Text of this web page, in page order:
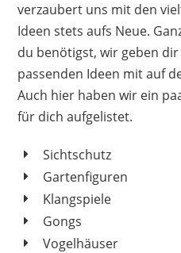
verzaubert uns mit den
Ideen stets aufs Neue.
du benötigst, wir geben
passenden Ideen mit auf
Auch hier haben wir ein
für dich aufgelistet.
Sichtschutz
Gartenfiguren
Klangspiele
Gongs
Vogelhäuser